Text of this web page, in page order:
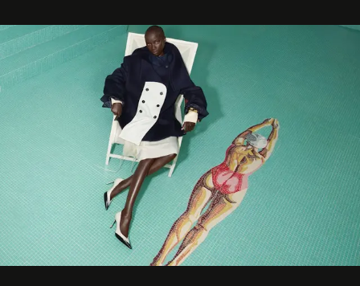
un’impronta indelebile nella storia della moda.